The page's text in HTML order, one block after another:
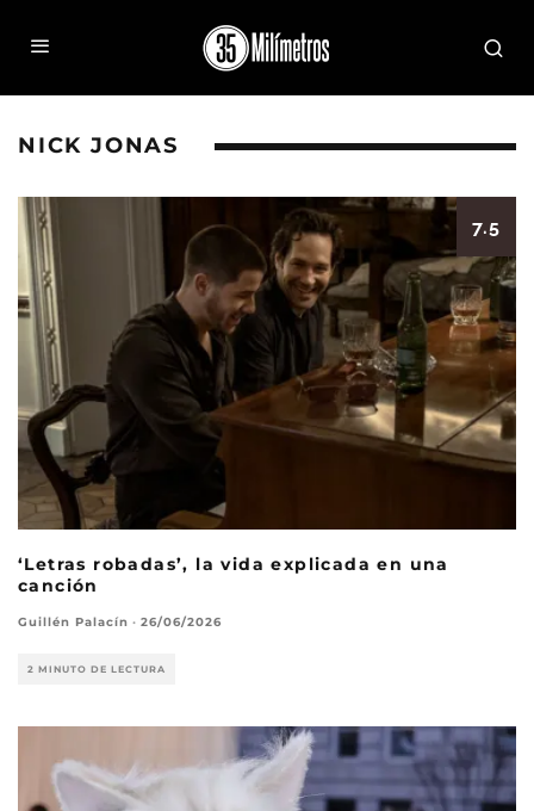
NICK JONAS
7.5
‘Letras robadas’, la vida explicada en una
canción
Guillén Palacín · 26/06/2026
2 MINUTO DE LECTURA